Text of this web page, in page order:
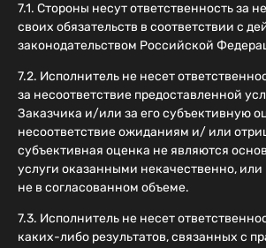
7.1. Стороны несут ответственность за
своих обязательств в соответствии с
законодательством Российской
7.2. Исполнитель не несет
за несоответствие предоставленной
Заказчика и/или за его субъективную
несоответствие ожиданиям и/ или
субъективная оценка не являются
услуги оказанными некачественно, или
не в согласованном объеме.
7.3. Исполнитель не несет
каких-либо результатов, связанных с